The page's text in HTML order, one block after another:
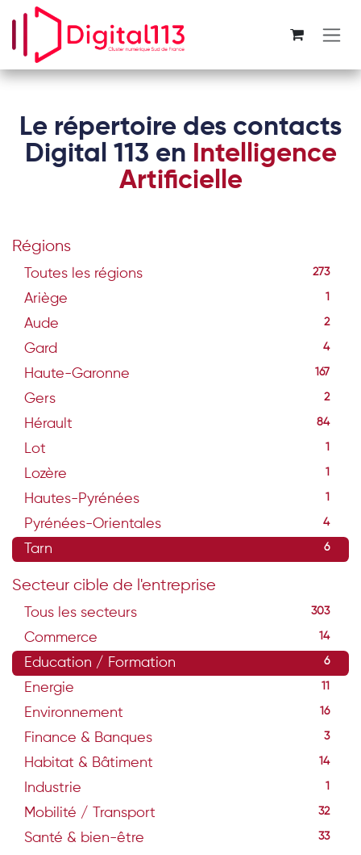
Se rendre au contenu
Le répertoire des contacts
Digital 113 en Intelligence
Artificielle
Régions
Toutes les régions 273
Ariège 1
Aude 2
Gard 4
Haute-Garonne 167
Gers 2
Hérault 84
Lot 1
Lozère 1
Hautes-Pyrénées 1
Pyrénées-Orientales 4
Tarn 6
Secteur cible de l'entreprise
Tous les secteurs 303
Commerce 14
Education / Formation 6
Energie 11
Environnement 16
Finance & Banques 3
Habitat & Bâtiment 14
Industrie 1
Mobilité / Transport 32
Santé & bien-être 33